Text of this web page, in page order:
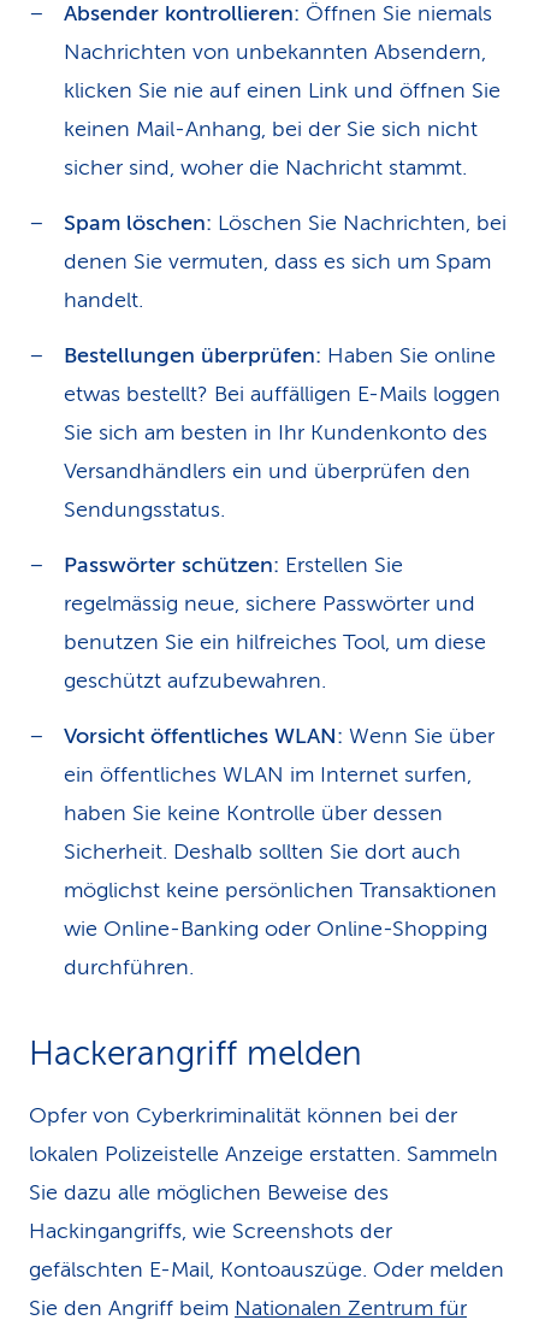
Absender kontrollieren: Öffnen Sie niemals
Nachrichten von unbekannten Absendern,
klicken Sie nie auf einen Link und öffnen Sie
keinen Mail-Anhang, bei der Sie sich nicht
sicher sind, woher die Nachricht stammt.
Spam löschen: Löschen Sie Nachrichten, bei
denen Sie vermuten, dass es sich um Spam
handelt.
Bestellungen überprüfen: Haben Sie online
etwas bestellt? Bei auffälligen E-Mails loggen
Sie sich am besten in Ihr Kundenkonto des
Versandhändlers ein und überprüfen den
Sendungsstatus.
Passwörter schützen: Erstellen Sie
regelmässig neue, sichere Passwörter und
benutzen Sie ein hilfreiches Tool, um diese
geschützt aufzubewahren.
Vorsicht öffentliches WLAN: Wenn Sie über
ein öffentliches WLAN im Internet surfen,
haben Sie keine Kontrolle über dessen
Sicherheit. Deshalb sollten Sie dort auch
möglichst keine persönlichen Transaktionen
wie Online-Banking oder Online-Shopping
durchführen.
Hackerangriff melden
Opfer von Cyberkriminalität können bei der
lokalen Polizeistelle Anzeige erstatten. Sammeln
Sie dazu alle möglichen Beweise des
Hackingangriffs, wie Screenshots der
gefälschten E-Mail, Kontoauszüge. Oder melden
Sie den Angriff beim Nationalen Zentrum für